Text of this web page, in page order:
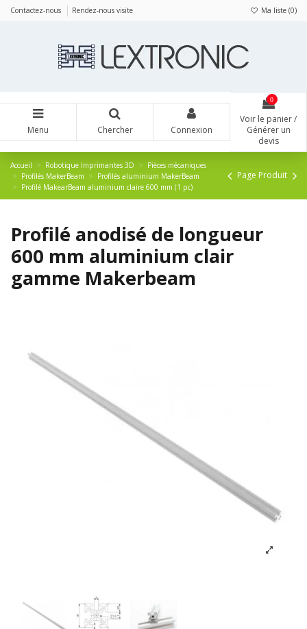
Contactez-nous Rendez-nous visite Ma liste (0)
Menu Chercher Connexion
0
Voir le panier /
Générer un
devis
Accueil Robotique Imprimantes 3D
Pièces mécaniques
Profilés MakerBeam
Profilés aluminium MakerBeam
Profilé MakearBeam aluminium claire 600 mm (1 pc)
Page Produit
Profilé anodisé de longueur
600 mm aluminium clair
gamme Makerbeam
Panneau de gestion des cookies